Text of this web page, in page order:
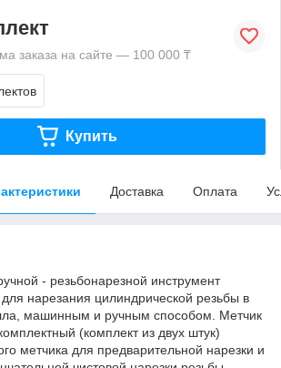
заказа на сайте — 100 000 ₸
Купить
Доставка Оплата
- резьбонарезной инструмент
нарезания цилиндрической резьбы в
машинным и ручным способом. Метчик
(комплект из двух штук)
метчика для предварительной нарезки и